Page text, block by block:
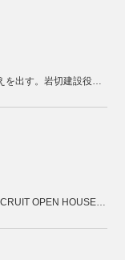
即内定。その日のうちに答えを出す。岩切建設役員面接
【中途向け・経験不問】RECRUIT OPEN HOUSE開催！木の香の家の家づくりを体感しませんか。